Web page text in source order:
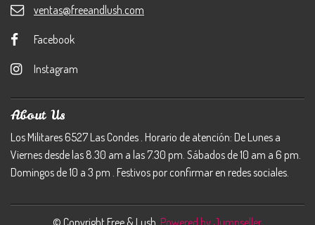
ventas@freeandlush.com
Facebook
Instagram
About Us
Los Militares 6527 Las Condes . Horario de atención: De Lunes a
Viernes desde las 8.30 am a las 7.30 pm. Sábados de 10 am a 6 pm.
Domingos de 10 a 3 pm . Festivos por confirmar en redes sociales.